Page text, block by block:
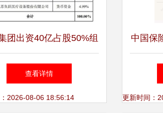
团出资40亿占股50%组
公司，一季度利润达90
代理收取保险费或提升
查看详情
2026-08-06 18:56:14
中国保
个人保
等
更新时间：